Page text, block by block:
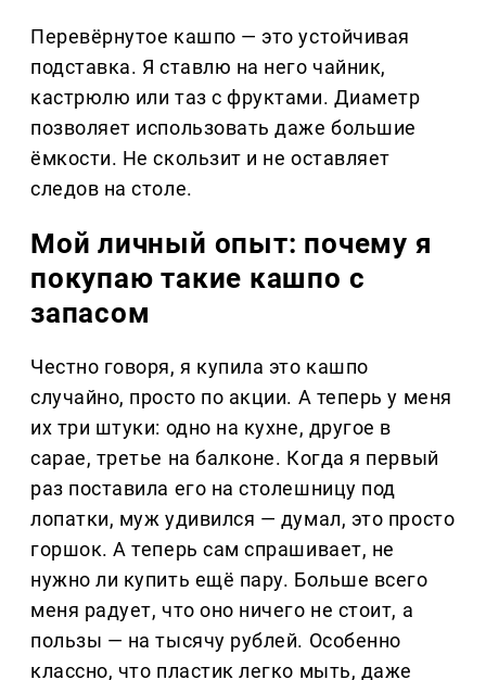
Перевёрнутое кашпо — это устойчивая
подставка. Я ставлю на него чайник,
кастрюлю или таз с фруктами. Диаметр
позволяет использовать даже большие
ёмкости. Не скользит и не оставляет
следов на столе.
Мой личный опыт: почему я
покупаю такие кашпо с
запасом
Честно говоря, я купила это кашпо
случайно, просто по акции. А теперь у меня
их три штуки: одно на кухне, другое в
сарае, третье на балконе. Когда я первый
раз поставила его на столешницу под
лопатки, муж удивился — думал, это просто
горшок. А теперь сам спрашивает, не
нужно ли купить ещё пару. Больше всего
меня радует, что оно ничего не стоит, а
пользы — на тысячу рублей. Особенно
классно, что пластик легко мыть, даже